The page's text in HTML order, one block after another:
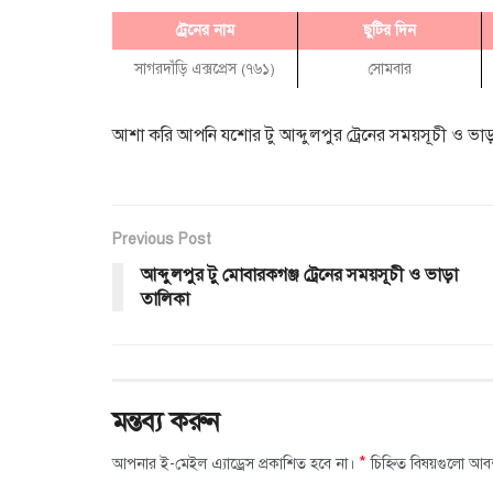
ট্রেনের নাম ছুটির দিন
সাগরদাঁড়ি এক্সপ্রেস (৭৬১) সোমবার
আশা করি আপনি যশোর টু আব্দুলপুর ট্রেনের সময়সূচী ও
Previous Post
আব্দুলপুর টু মোবারকগঞ্জ ট্রেনের সময়সূচী ও ভাড়া
তালিকা
মন্তব্য করুন
আপনার ই-মেইল এ্যাড্রেস প্রকাশিত হবে না। * চিহ্নিত বিষয়গুলো